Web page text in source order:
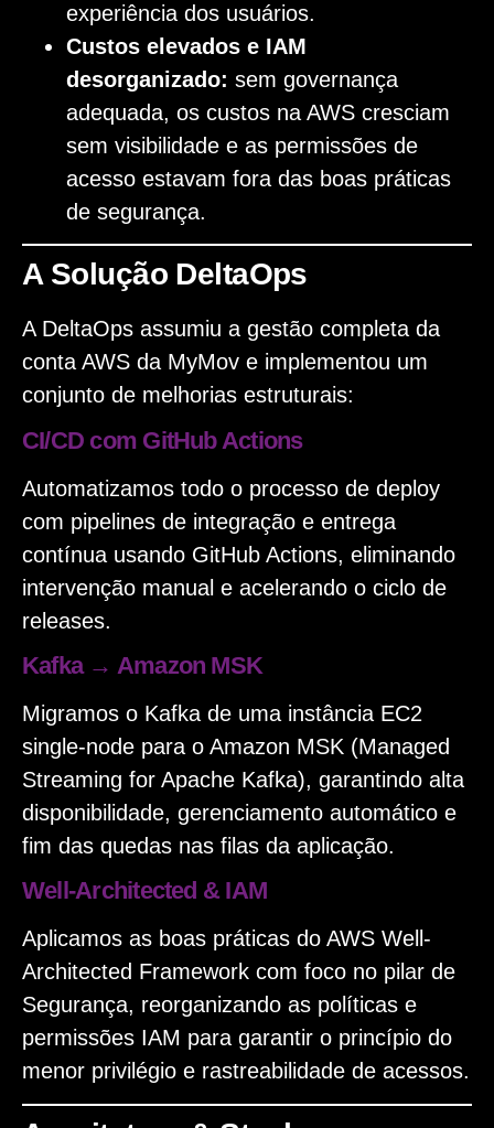
experiência dos usuários.
Custos elevados e IAM
desorganizado: sem governança
adequada, os custos na AWS cresciam
sem visibilidade e as permissões de
acesso estavam fora das boas práticas
de segurança.
A Solução DeltaOps
A DeltaOps assumiu a gestão completa da
conta AWS da MyMov e implementou um
conjunto de melhorias estruturais:
CI/CD com GitHub Actions
Automatizamos todo o processo de deploy
com pipelines de integração e entrega
contínua usando GitHub Actions, eliminando
intervenção manual e acelerando o ciclo de
releases.
Kafka → Amazon MSK
Migramos o Kafka de uma instância EC2
single-node para o Amazon MSK (Managed
Streaming for Apache Kafka), garantindo alta
disponibilidade, gerenciamento automático e
fim das quedas nas filas da aplicação.
Well-Architected & IAM
Aplicamos as boas práticas do AWS Well-
Architected Framework com foco no pilar de
Segurança, reorganizando as políticas e
permissões IAM para garantir o princípio do
menor privilégio e rastreabilidade de acessos.